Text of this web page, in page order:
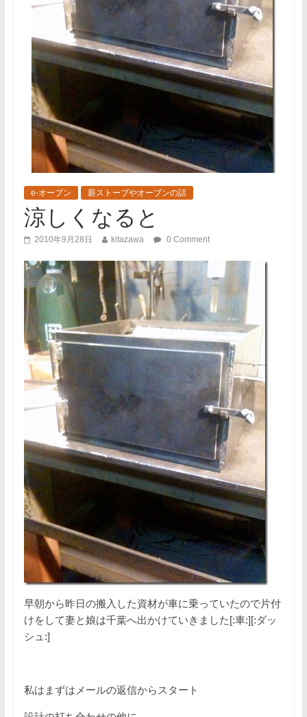
e-オーブン 薪ストーブやオーブンの話
涼しくなると
2010年9月28日 kitazawa 0 Comment
早朝から昨日の搬入した資材が車に乗っていたので片付
けをして妻と娘は千葉へ出かけていきました[:車:][:ダッ
シュ:]
私はまずはメールの返信からスタート